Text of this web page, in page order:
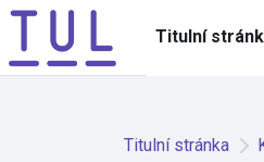
Přejít k hlavnímu obsahu
Titulní
Titulní stránka